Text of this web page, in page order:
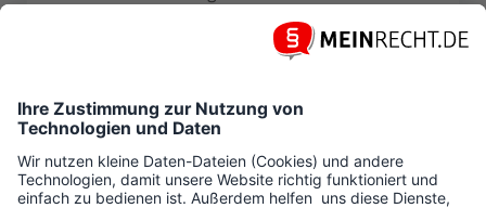
Finanzamtsbescheinigung beantragen
Magazin
Newsletter
MEINRECHT vor Ort
Instagram